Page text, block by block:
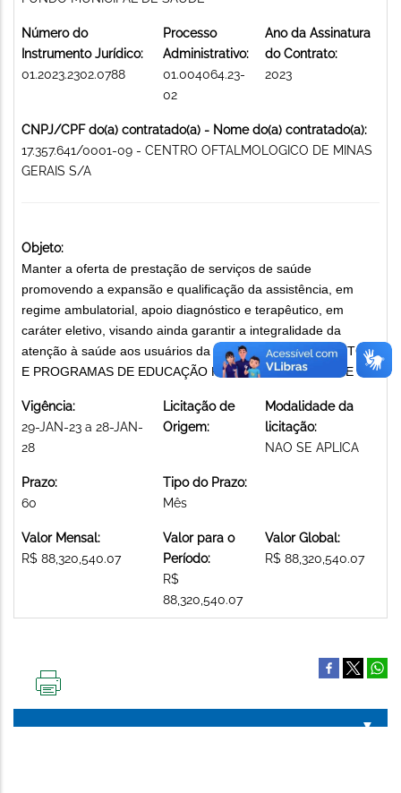
Número do
Instrumento Jurídico:
01.2023.2302.0788
Processo
Administrativo:
01.004064.23-
02
Ano da Assinatura
do Contrato:
2023
CNPJ/CPF do(a) contratado(a) - Nome do(a) contratado(a):
17.357.641/0001-09 - CENTRO OFTALMOLOGICO DE MINAS
GERAIS S/A
Objeto:
Manter a oferta de prestação de serviços de saúde
promovendo a expansão e qualificação da assistência, em
regime ambulatorial, apoio diagnóstico e terapêutico, em
caráter eletivo, visando ainda garantir a integralidade da
atenção à saúde aos usuários da SMSA/SUS-BH. PROJETOS
E PROGRAMAS DE EDUCAÇÃO PREVENTIVA DE SAÚDE
Vigência:
29-JAN-23 a 28-JAN-
28
Licitação de
Origem:
Modalidade da
licitação:
NAO SE APLICA
Prazo:
60
Tipo do Prazo:
Mês
Valor Mensal:
R$ 88,320,540.07
Valor para o
Período:
R$
88,320,540.07
Valor Global:
R$ 88,320,540.07
PÁGINA